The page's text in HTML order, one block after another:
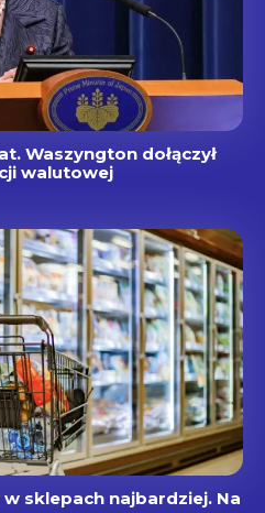
Waszyngton dołączył
walutowej
sklepach najbardziej. Na